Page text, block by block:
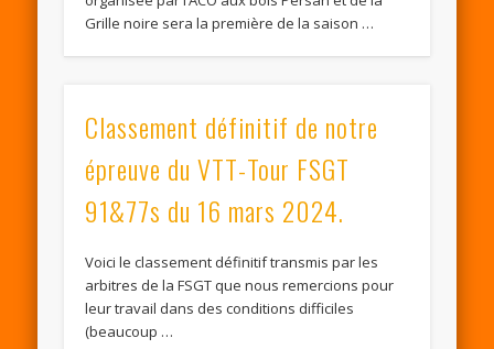
Grille noire sera la première de la saison …
Classement définitif de notre
épreuve du VTT-Tour FSGT
91&77s du 16 mars 2024.
Voici le classement définitif transmis par les
arbitres de la FSGT que nous remercions pour
leur travail dans des conditions difficiles
(beaucoup …